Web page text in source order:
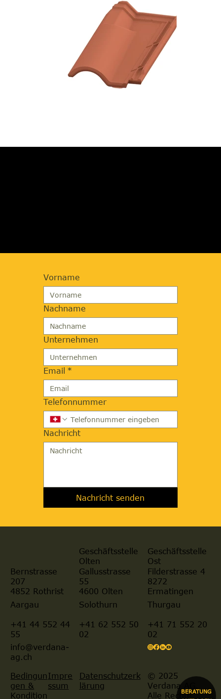
Vorname
Nachname
Unternehmen
Email *
Telefonnummer
Nachricht
Nachricht senden
© 2025
Verdana AG.
Alle Rechte
Bernstrasse
207
4852 Rothrist
Geschäftsstelle
Olten
Gallusstrasse
55
4600 Olten
Geschäftsstelle
Ost
Filderstrasse 4
8272
Ermatingen
Aargau
+41 44 552 44
55
Solothurn
+41 62 552 50
02
Thurgau
+41 71 552 20
02
info@verdana-
ag.ch
Bedingun
gen &
Kondition
Datenschutzerk
lärung
Impre
ssum
BERATUNG